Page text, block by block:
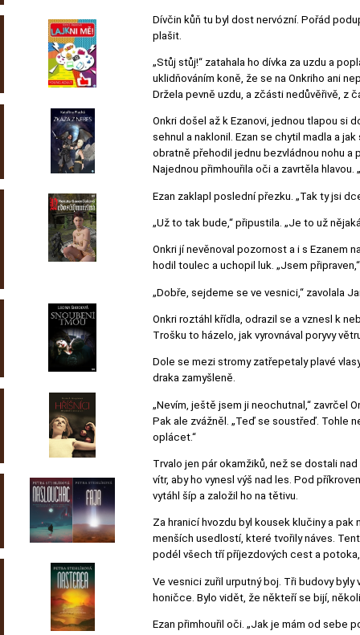
Dívčin kůň tu byl dost nervózní. Pořád
plašit.
„Stůj stůj!“ zatahala ho dívka za uzdu a
uklidňováním koně, že se na Onkriho ani
Držela pevně uzdu, a zčásti nedůvěřivě, z
Onkri došel až k Ezanovi, jednou tlapou si
sehnul a naklonil. Ezan se chytil madla a
obratně přehodil jednu bezvládnou nohu a
Najednou přimhouřila oči a zavrtěla hlavou.
Ezan zaklapl poslední přezku. „Tak ty jsi
„Už to tak bude,“ připustila. „Je to už
Onkri jí nevěnoval pozornost a i s Ezanem
hodil toulec a uchopil luk. „Jsem
„Dobře, sejdeme se ve vesnici,“ zavolala
Onkri roztáhl křídla, odrazil se a vznesl k
Trošku to házelo, jak vyrovnával poryvy
Dole se mezi stromy zatřepetaly plavé
draka zamyšleně.
„Nevím, ještě jsem ji neochutnal,“ zavrčel
Pak ale zvážněl. „Teď se soustřeď. Tohle
oplácet.“
Trvalo jen pár okamžiků, než se dostali
vítr, aby ho vynesl výš nad les. Pod
vytáhl šíp a založil ho na tětivu.
Za hranicí hvozdu byl kousek klučiny a
menších usedlostí, které tvořily náves.
podél všech tří příjezdových cest a
Ve vesnici zuřil urputný boj. Tři budovy
honičce. Bylo vidět, že někteří se bijí,
Ezan přimhouřil oči. „Jak je mám od sebe